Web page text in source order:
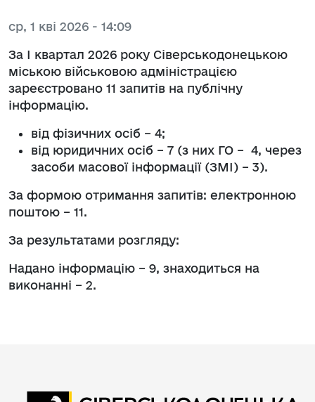
ср, 1 кві 2026 - 14:09
За I квартал 2026 року Сіверськодонецькою
міською військовою адміністрацією
зареєстровано 11 запитів на публічну
інформацію.
від фізичних осіб – 4;
від юридичних осіб – 7 (з них ГО – 4, через
засоби масової інформації (ЗМІ) – 3).
За формою отримання запитів: електронною
поштою – 11.
За результатами розгляду:
Надано інформацію – 9, знаходиться на
виконанні – 2.